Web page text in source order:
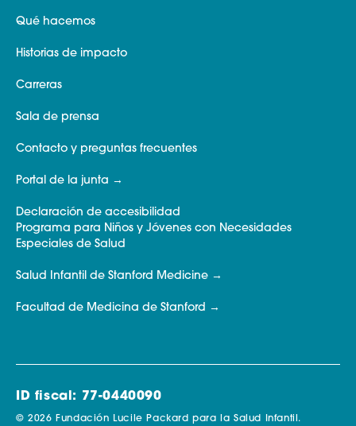
Qué hacemos
Historias de impacto
Carreras
Sala de prensa
Contacto y preguntas frecuentes
Portal de la junta
Declaración de accesibilidad
Programa para Niños y Jóvenes con Necesidades
Especiales de Salud
Salud Infantil de Stanford Medicine
Facultad de Medicina de Stanford
ID fiscal: 77-0440090
© 2026 Fundación Lucile Packard para la Salud Infantil.